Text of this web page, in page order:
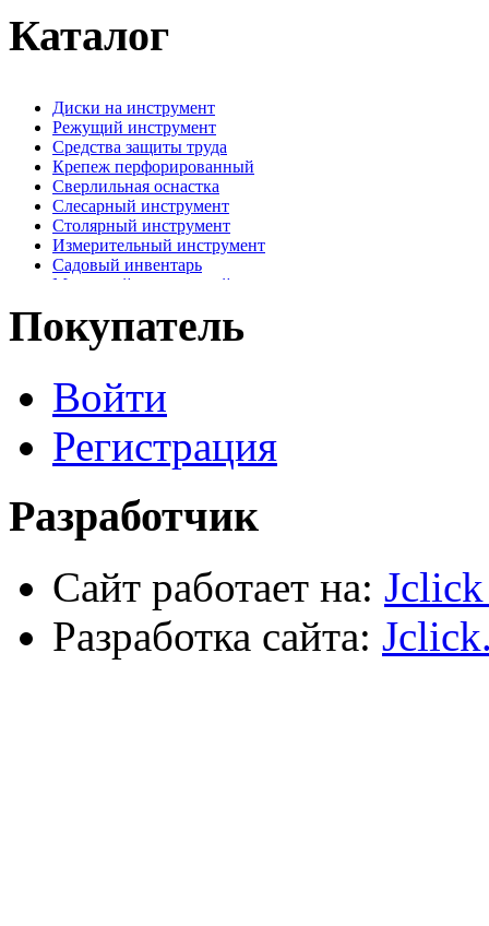
Каталог
Диски на инструмент
Режущий инструмент
Средства защиты труда
Крепеж перфорированный
Сверлильная оснастка
Слесарный инструмент
Столярный инструмент
Измерительный инструмент
Садовый инвентарь
Малярный, отделочный инструмент
Наждачная бумага
Хозтовары
Электрика, осветительное оборудование
Пена и герметики
Автомобильный инструмент
Сварочное оборудование
Силовое оборудование
Покупатель
Войти
Регистрация
Разработчик
Сайт работает на:
Разработка сайта: